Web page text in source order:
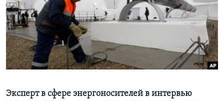
Learning English
СОЦИАЛЬНЫЕ СЕТИ
Языки
Эксперт в сфере энергоносителей в интервью